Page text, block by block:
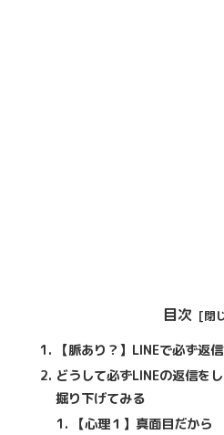
目次
【脈あり？】LINEで必ず返
どうして必ずLINEの返信を
掘り下げてみる
【心理１】真面目だから